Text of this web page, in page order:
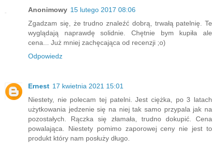
Anonimowy 15 lutego 2017 08:06
Zgadzam się, że trudno znaleźć dobrą, trwałą patelnię. Te
wyglądają naprawdę solidnie. Chętnie bym kupiła ale
cena... Już mniej zachęcająca od recenzji ;o)
Odpowiedz
Ernest 17 kwietnia 2021 15:01
Niestety, nie polecam tej patelni. Jest ciężka, po 3 latach
użytkowania jedzenie się na niej tak samo przypala jak na
pozostałych. Rączka się złamała, trudno dokupić. Cena
powalająca. Niestety pomimo zaporowej ceny nie jest to
produkt który nam posłuży długo.